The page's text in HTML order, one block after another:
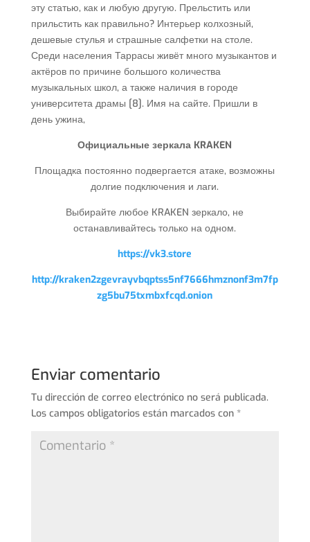
эту статью, как и любую другую. Прельстить или
прильстить как правильно? Интерьер колхозный,
дешевые стулья и страшные салфетки на столе.
Среди населения Таррасы живёт много музыкантов и
актёров по причине большого количества
музыкальных школ, а также наличия в городе
университета драмы [8]. Имя на сайте. Пришли в
день ужина,
Официальные зеркала KRAKEN
Площадка постоянно подвергается атаке, возможны
долгие подключения и лаги.
Выбирайте любое KRAKEN зеркало, не
останавливайтесь только на одном.
https://vk3.store
http://kraken2zgevrayvbqptss5nf7666hmznonf3m7fp
zg5bu75txmbxfcqd.onion
Enviar comentario
Tu dirección de correo electrónico no será publicada.
Los campos obligatorios están marcados con *